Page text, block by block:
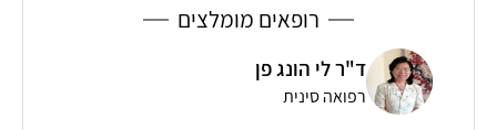
רופאים מומלצים
ד"ר לי הונג פן
רפואה סינית